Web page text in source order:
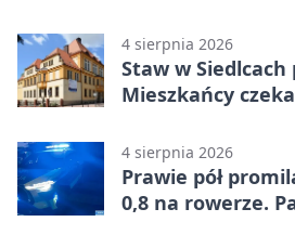
4 sierpnia 2026
Staw w
Mieszkańcy
4 sierpnia 2026
Prawie pół
0,8 na rowerze.